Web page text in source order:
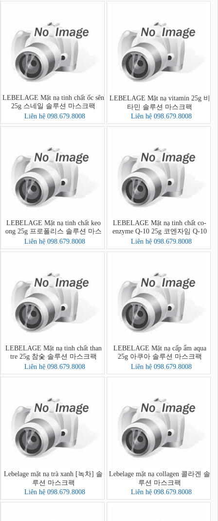
LEBELAGE Mặt nạ tinh chất ốc sên
25g 스네일 솔루션 마스크팩
Liên hệ 098.679.8008
LEBELAGE Mặt nạ vitamin 25g 비
타민 솔루션 마스크팩
Liên hệ 098.679.8008
LEBELAGE Mặt nạ tinh chất keo
ong 25g 프로폴리스 솔루션 마스
크팩
Liên hệ 098.679.8008
LEBELAGE Mặt nạ tinh chất co-
enzyme Q-10 25g 코엔자임 Q-10
솔루션 마스크팩
Liên hệ 098.679.8008
LEBELAGE Mặt nạ tinh chất than
tre 25g 참숯 솔루션 마스크팩
Liên hệ 098.679.8008
LEBELAGE Mặt nạ cấp ẩm aqua
25g 아쿠아 솔루션 마스크팩
Liên hệ 098.679.8008
Lebelage mặt nạ trà xanh [녹차] 솔
루션 마스크팩
Liên hệ 098.679.8008
Lebelage mặt nạ collagen 콜라겐 솔
루션 마스크팩
Liên hệ 098.679.8008